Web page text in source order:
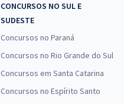
CONCURSOS NO SUL E
SUDESTE
Concursos no Paraná
Concursos no Rio Grande do Sul
Concursos em Santa Catarina
Concursos no Espírito Santo